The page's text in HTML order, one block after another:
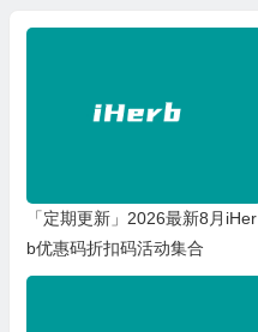
「定期更新」2026最新8月iHer
b优惠码折扣码活动集合